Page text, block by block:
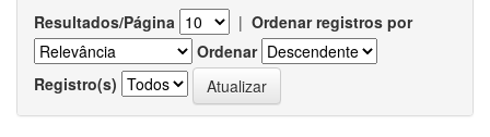
Resultados/Página | Ordenar registros por
Ordenar
Registro(s)